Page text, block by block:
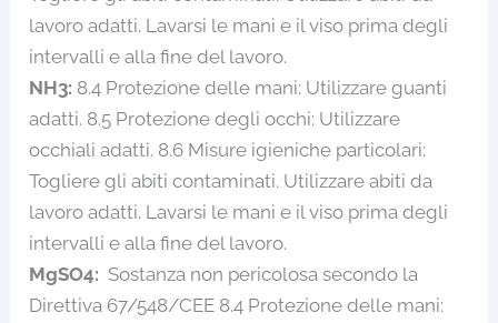
lavoro adatti. Lavarsi le mani e il viso prima degli
intervalli e alla fine del lavoro.
NH3: 8.4 Protezione delle mani: Utilizzare guanti
adatti. 8.5 Protezione degli occhi: Utilizzare
occhiali adatti. 8.6 Misure igieniche particolari:
Togliere gli abiti contaminati. Utilizzare abiti da
lavoro adatti. Lavarsi le mani e il viso prima degli
intervalli e alla fine del lavoro.
MgSO4: Sostanza non pericolosa secondo la
Direttiva 67/548/CEE 8.4 Protezione delle mani: